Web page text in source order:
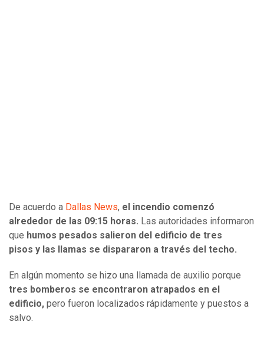
De acuerdo a Dallas News, el incendio comenzó
alrededor de las 09:15 horas. Las autoridades informaron
que humos pesados ​​salieron del edificio de tres
pisos y las llamas se dispararon a través del techo.
En algún momento se hizo una llamada de auxilio porque
tres bomberos se encontraron atrapados en el
edificio, pero fueron localizados rápidamente y puestos a
salvo.